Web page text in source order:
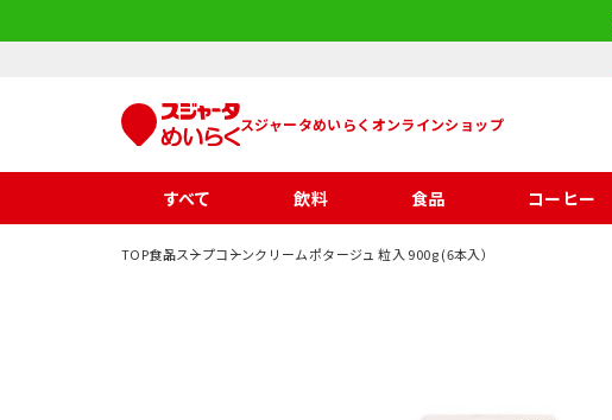
スジャータめいらくオンラインショップ
すべて 飲料 食品 コーヒー
TOP食品スープコーンクリームポタージュ 粒入 900g (6本入）